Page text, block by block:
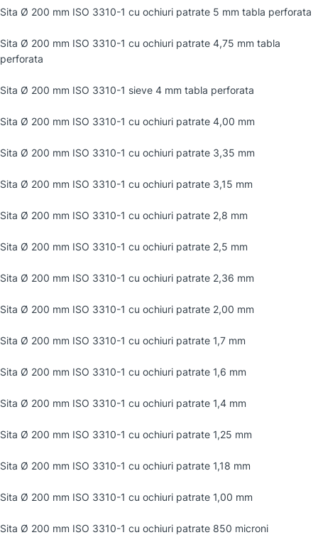
Sita Ø 200 mm ISO 3310-1 cu ochiuri patrate 5 mm tabla perforata
Sita Ø 200 mm ISO 3310-1 cu ochiuri patrate 4,75 mm tabla
perforata
Sita Ø 200 mm ISO 3310-1 sieve 4 mm tabla perforata
Sita Ø 200 mm ISO 3310-1 cu ochiuri patrate 4,00 mm
Sita Ø 200 mm ISO 3310-1 cu ochiuri patrate 3,35 mm
Sita Ø 200 mm ISO 3310-1 cu ochiuri patrate 3,15 mm
Sita Ø 200 mm ISO 3310-1 cu ochiuri patrate 2,8 mm
Sita Ø 200 mm ISO 3310-1 cu ochiuri patrate 2,5 mm
Sita Ø 200 mm ISO 3310-1 cu ochiuri patrate 2,36 mm
Sita Ø 200 mm ISO 3310-1 cu ochiuri patrate 2,00 mm
Sita Ø 200 mm ISO 3310-1 cu ochiuri patrate 1,7 mm
Sita Ø 200 mm ISO 3310-1 cu ochiuri patrate 1,6 mm
Sita Ø 200 mm ISO 3310-1 cu ochiuri patrate 1,4 mm
Sita Ø 200 mm ISO 3310-1 cu ochiuri patrate 1,25 mm
Sita Ø 200 mm ISO 3310-1 cu ochiuri patrate 1,18 mm
Sita Ø 200 mm ISO 3310-1 cu ochiuri patrate 1,00 mm
Sita Ø 200 mm ISO 3310-1 cu ochiuri patrate 850 microni